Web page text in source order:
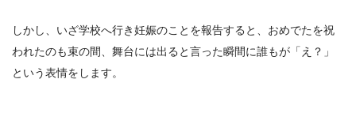
しかし、いざ学校へ行き妊娠のことを報告すると、おめでたを祝
われたのも束の間、舞台には出ると言った瞬間に誰もが「え？」
という表情をします。